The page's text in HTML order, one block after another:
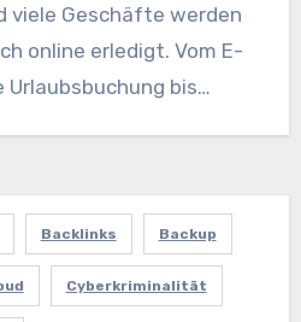
viele Geschäfte werden
online erledigt. Vom E-
Urlaubsbuchung bis…
Backlinks Backup
Cyberkriminalität